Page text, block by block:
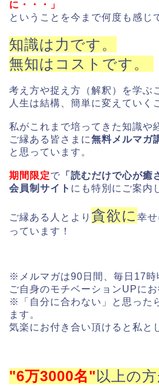
に・・・」
ということを今まで何度も感じ
知識は力です。
無知はコストです。
考え方や捉え方（解釈）を学ぶ
人生は結構、簡単に変えていく
私がこれまで培ってきた知識や
ご縁ある皆さまに無料メルマガ
と思っています。
期間限定で 「読むだけで心が癒
会員制サイト にも特別にご案内
ご縁ある人とより 貪欲に 幸
っています！
※メルマガは90日間、毎日17時
ご自身のモチベーションUPにお
※「自分に合わない」と思った
ます。
気楽にお付き合い頂けると私と
"6万3000名" 以上の